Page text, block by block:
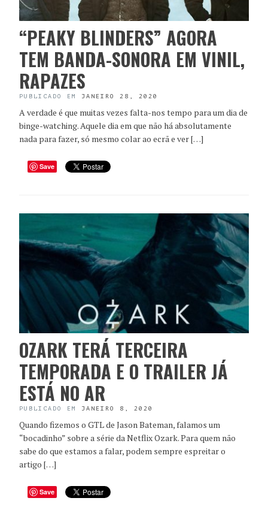
“PEAKY BLINDERS” AGORA
TEM BANDA-SONORA EM VINIL,
RAPAZES
PUBLICADO EM JANEIRO 28, 2020
A verdade é que muitas vezes falta-nos tempo para um dia de
binge-watching. Aquele dia em que não há absolutamente
nada para fazer, só mesmo colar ao ecrã e ver […]
Save
OZARK TERÁ TERCEIRA
TEMPORADA E O TRAILER JÁ
ESTÁ NO AR
PUBLICADO EM JANEIRO 8, 2020
Quando fizemos o GTL de Jason Bateman, falamos um
“bocadinho” sobre a série da Netflix Ozark. Para quem não
sabe do que estamos a falar, podem sempre espreitar o
artigo […]
Save